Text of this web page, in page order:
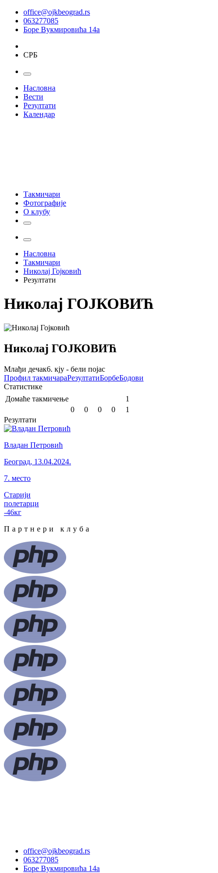
office@ojkbeograd.rs
063277085
Боре Вукмировића 14а
СРБ
Насловна
Вести
Резултати
Календар
Такмичари
Фотографије
О клубу
Насловна
Такмичари
Николај Гојковић
Резултати
Николај ГОЈКОВИЋ
Николај ГОЈКОВИЋ
Млађи дечак6. кју - бели појас
Профил такмичараРезултатиБорбеБодови
Статистике
Домаће такмичење
1
0
0 0 0
1
Резултати
Владан Петровић
Београд, 13.04.2024.
7. место
Старији
полетарци
-46кг
Партнери клуба
office@ojkbeograd.rs
063277085
Боре Вукмировића 14а